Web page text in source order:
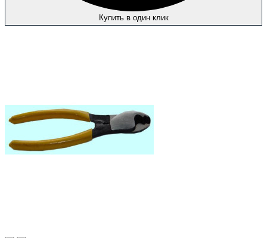
Купить в один клик